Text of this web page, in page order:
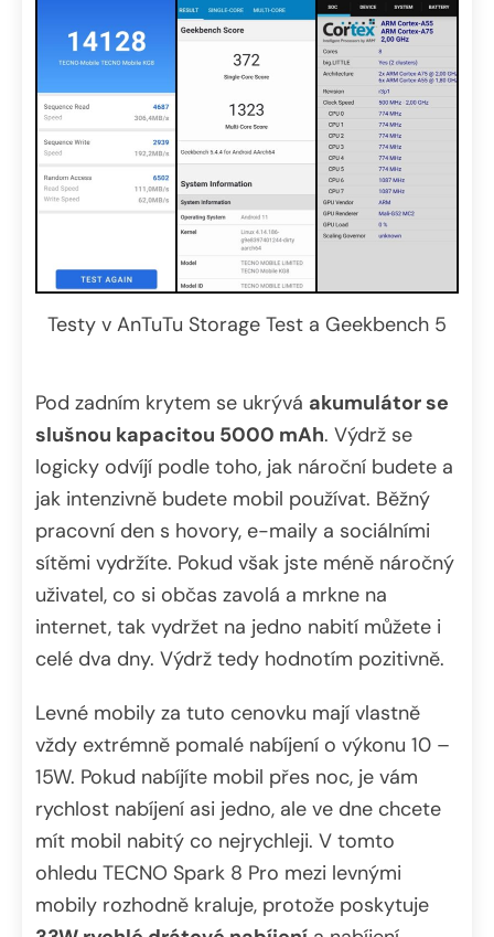
Testy v AnTuTu Storage Test a Geekbench 5
Pod zadním krytem se ukrývá akumulátor se
slušnou kapacitou 5000 mAh. Výdrž se
logicky odvíjí podle toho, jak nároční budete a
jak intenzivně budete mobil používat. Běžný
pracovní den s hovory, e-maily a sociálními
sítěmi vydržíte. Pokud však jste méně náročný
uživatel, co si občas zavolá a mrkne na
internet, tak vydržet na jedno nabití můžete i
celé dva dny. Výdrž tedy hodnotím pozitivně.
Levné mobily za tuto cenovku mají vlastně
vždy extrémně pomalé nabíjení o výkonu 10 –
15W. Pokud nabíjíte mobil přes noc, je vám
rychlost nabíjení asi jedno, ale ve dne chcete
mít mobil nabitý co nejrychleji. V tomto
ohledu TECNO Spark 8 Pro mezi levnými
mobily rozhodně kraluje, protože poskytuje